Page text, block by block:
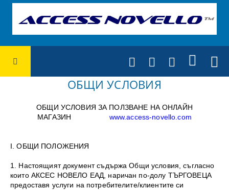
ОБЩИ УСЛОВИЯ
ОБЩИ УСЛОВИЯ ЗА ПОЛЗВАНЕ НА ОНЛАЙН
МАГАЗИН
www.access-novello.com
I.ОБЩИ ПОЛОЖЕНИЯ
1. Настоящият документ съдържа Общи условия, съгласно
които АКСЕС НОВЕЛО ЕАД, наричан по-долу ТЪРГОВЕЦА
предоставя услуги на потребителите/клиентите си